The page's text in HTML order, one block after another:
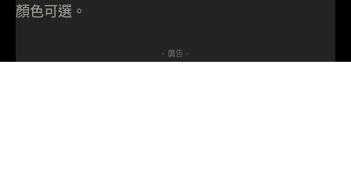
顏色可選。
- 廣告 -